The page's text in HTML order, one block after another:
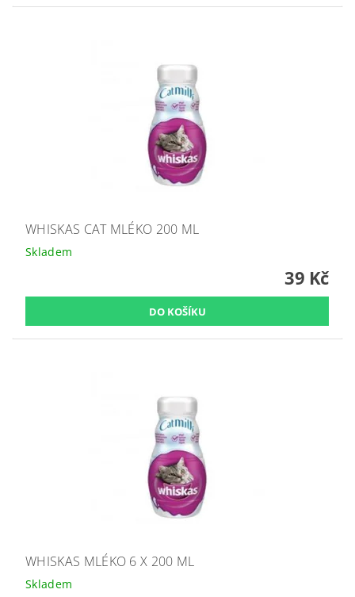
WHISKAS CAT MLÉKO 200 ML
Skladem
39 Kč
WHISKAS MLÉKO 6 X 200 ML
Skladem